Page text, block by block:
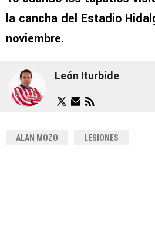
la cancha del Estadio
noviembre.
León Iturbide
ALAN MOZO LESIONES